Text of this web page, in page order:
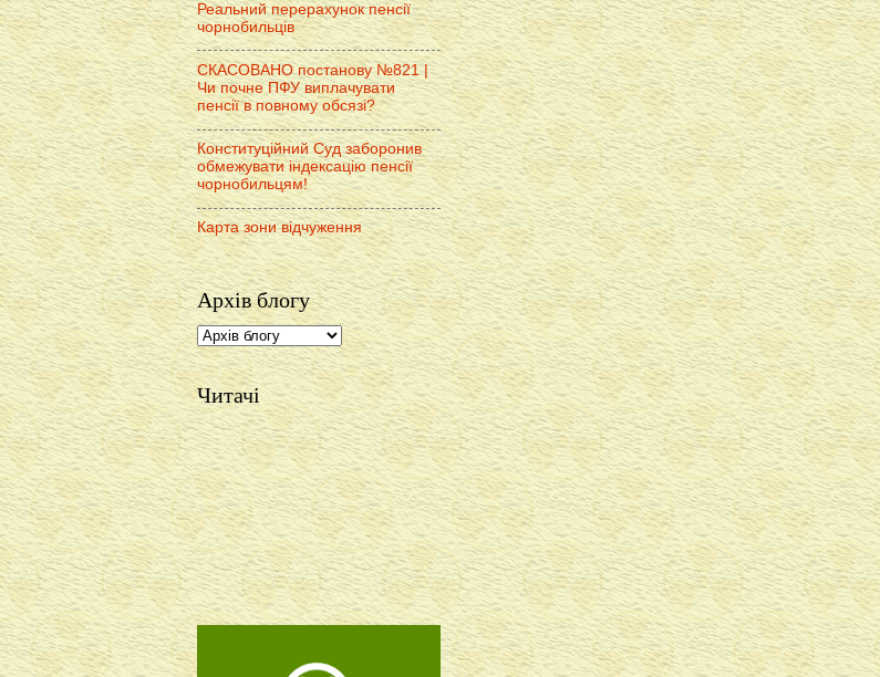
Реальний перерахунок пенсії
чорнобильців
СКАСОВАНО постанову №821 |
Чи почне ПФУ виплачувати
пенсії в повному обсязі?
Конституційний Суд заборонив
обмежувати індексацію пенсії
чорнобильцям!
Карта зони відчуження
Архів блогу
Читачі